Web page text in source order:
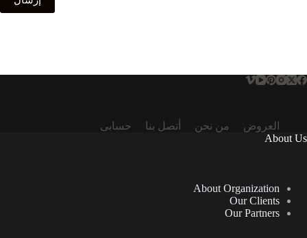
العروض من نحن أتصل بنا
حسابى
About Us
About Organization
Our Clients
Our Partners